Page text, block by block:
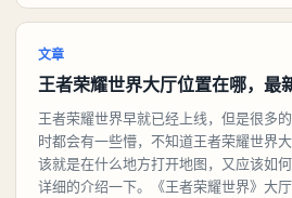
文章
王者荣耀世界大厅位置在哪，最
王者荣耀世界早就已经上线，但是很多
时都会有一些懵，不知道王者荣耀世界
该就是在什么地方打开地图，又应该如
详细的介绍一下。《王者荣耀世界》大